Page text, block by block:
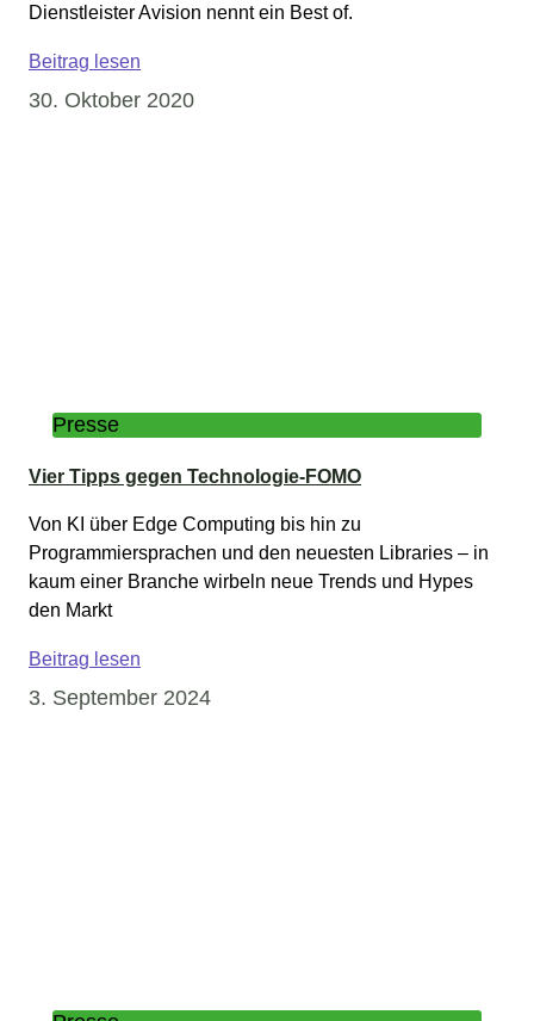
Dienstleister Avision nennt ein Best of.
Beitrag lesen
30. Oktober 2020
Presse
Vier Tipps gegen Technologie-FOMO
Von KI über Edge Computing bis hin zu
Programmiersprachen und den neuesten Libraries – in
kaum einer Branche wirbeln neue Trends und Hypes
den Markt
Beitrag lesen
3. September 2024